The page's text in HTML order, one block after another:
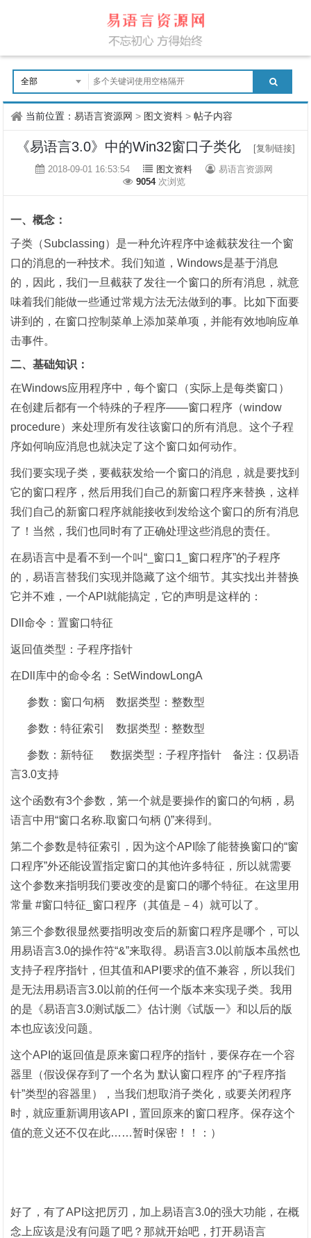
当前位置：易语言资源网 > 图文资料 >帖子内容
《易语言3.0》中的Win32窗口子类化
[复制链接]
2018-09-01 16:53:54
图文资料
易语言资源网
9054 次浏览
一、概念：
子类（Subclassing）是一种允许程序中途截获发往一个窗
口的消息的一种技术。我们知道，Windows是基于消息
的，因此，我们一旦截获了发往一个窗口的所有消息，就意
味着我们能做一些通过常规方法无法做到的事。比如下面要
讲到的，在窗口控制菜单上添加菜单项，并能有效地响应单
击事件。
二、基础知识：
在Windows应用程序中，每个窗口（实际上是每类窗口）
在创建后都有一个特殊的子程序——窗口程序 （window
procedure）来处理所有发往该窗口的所有消息。这个子程
序如何响应消息也就决定了这个窗口如何动作。
我们要实现子类，要截获发给一个窗口的消息，就是要找到
它的窗口程序，然后用我们自己的新窗口程序来替换，这样
我们自己的新窗口程序就能接收到发给这个窗口的所有消息
了！当然，我们也同时有了正确处理这些消息的责任。
在易语言中是看不到一个叫“ 窗口1_ 窗口程序”的子程序
的，易语言替我们实现并隐藏了这个细节。其实找出并替换
它并不难，一个API 就能搞定，它的声明是这样的：
Dll命令：置窗口特征
返回值类型：子程序指针
在Dll 库中的命令名： SetWindowLongA
参数：窗口句柄 数据类型：整数型
参数：特征索引 数据类型：整数型
参数：新特征 数据类型：子程序指针
备注：仅易语
言3.0支持
这个函数有3个参数，第一个就是要操作的窗口的句柄，易
语言中用“窗口名称.取窗口句柄 ()”来得到。
第二个参数是特征索引，因为这个API 除了能替换窗口的“窗
口程序”外还能设置指定窗口的其他许多特征，所以就需要
这个参数来指明我们要改变的是窗口的哪个特征。在这里用
常量#窗口特征 窗口程序 （其值是－4）就可以了。
第三个参数很显然要指明改变后的新窗口程序是哪个，可以
用易语言3.0的操作符“&”来取得。易语言3.0以前版本虽然也
支持子程序指针，但其值和API要求的值不兼容，所以我们
是无法用易语言3.0以前的任何一个版本来实现子类。我用
的是《易语言3.0测试版二》估计测《试版一》和以后的版
本也应该没问题。
这个API 的返回值是原来窗口程序的指针，要保存在一个容
器里（假设保存到了一个名为默认窗口程序 的“子程序指
针”类型的容器里），当我们想取消子类化，或要关闭程序
时，就应重新调用该API
，置回原来的窗口程序。保存这个
值的意义还不仅在此……暂时保密！！：）
好了，有了API这把厉刃，加上易语言3.0的强大功能，在概
念上应该是没有问题了吧？那就开始吧，打开易语言